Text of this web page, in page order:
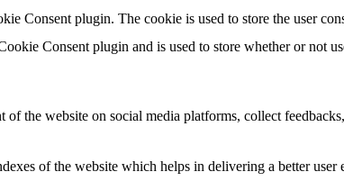
Consent plugin. The cookie is used to store the user
Consent plugin and is used to store whether or not
the website on social media platforms, collect
of the website which helps in delivering a better user